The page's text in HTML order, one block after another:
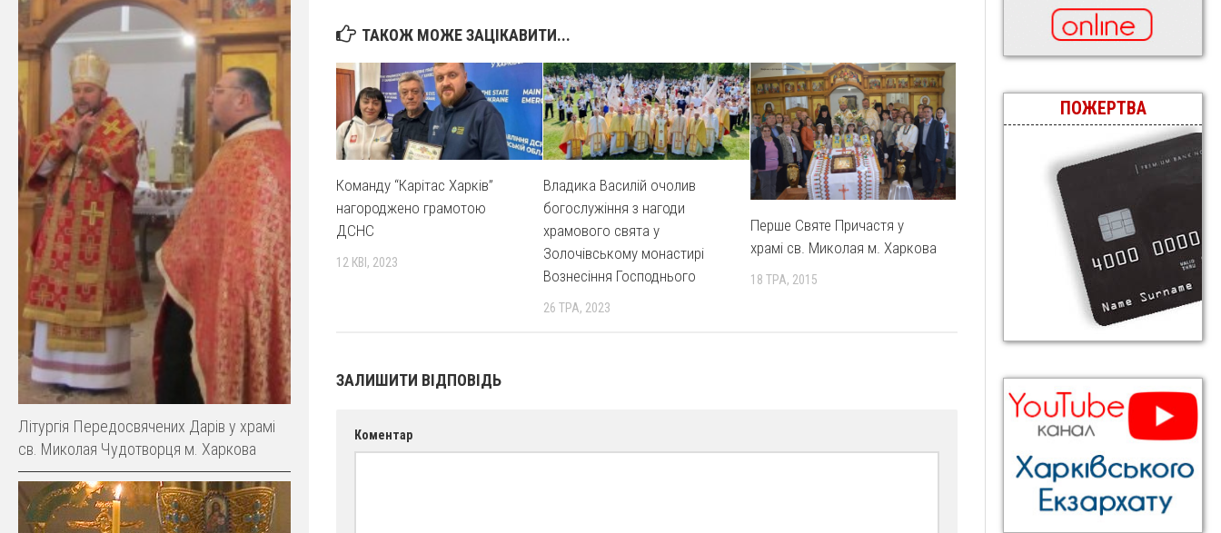
ТАКОЖ МОЖЕ ЗАЦІКАВИТИ...
Команду “Карітас Харків”
нагороджено грамотою
ДСНС
12 КВІ, 2023
Владика Василій очолив
богослужіння з нагоди
храмового свята у
Золочівському монастирі
Вознесіння Господнього
26 ТРА, 2023
Перше Святе Причастя у
храмі св. Миколая м. Харкова
18 ТРА, 2015
ЗАЛИШИТИ ВІДПОВІДЬ
Коментар
Літургія Передосвячених Дарів у храмі
св. Миколая Чудотворця м. Харкова
ПОЖЕРТВА